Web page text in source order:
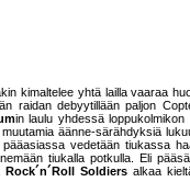
kimaltelee yhtä lailla vaaraa
raidan debyytillään paljon
in laulu yhdessä
äänne-särähdyksiä
vedetään tiukassa
tiukalla potkulla. Eli
Rock´n´Roll Soldiersalkaa